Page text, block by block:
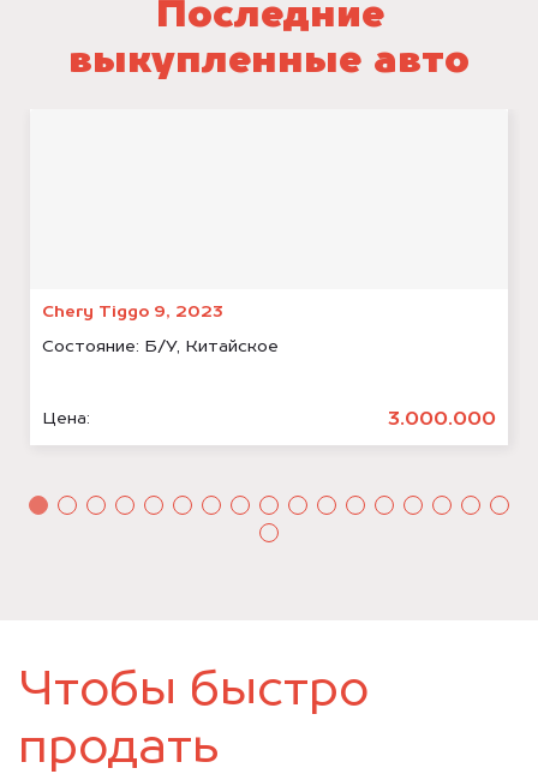
Последние
выкупленные авто
Chery Tiggo 9, 2023
Состояние: Б/У, Китайское
Цена: 3.000.000
Чтобы быстро
продать